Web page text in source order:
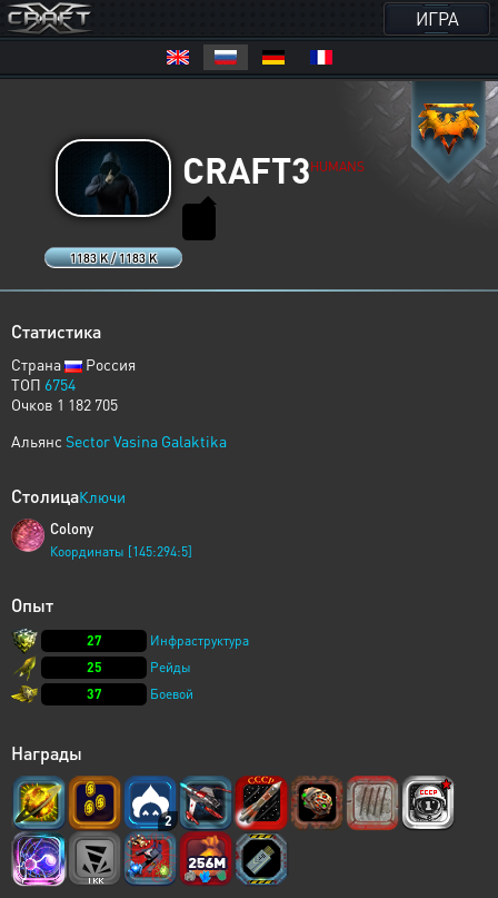
ИГРА
1183 K / 1183 K
CRAFT3HUMANS
Статистика
Страна
Россия
ТОП 6754
Очков 1 182 705
Альянс Sector Vasina Galaktika
СтолицаКлючи
Colony
Координаты [145:294:5]
Опыт
27
Инфраструктура
25
Рейды
37
Боевой
Награды
2